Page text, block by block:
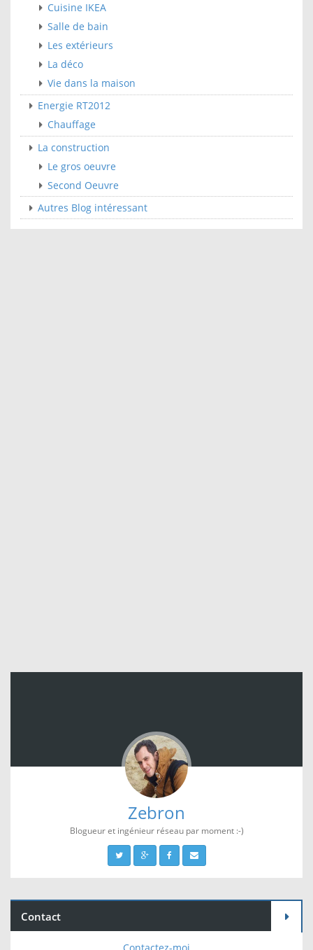
Cuisine IKEA
Salle de bain
Les extérieurs
La déco
Vie dans la maison
Energie RT2012
Chauffage
La construction
Le gros oeuvre
Second Oeuvre
Autres Blog intéressant
Zebron
Blogueur et ingénieur réseau par moment :-)
Contact